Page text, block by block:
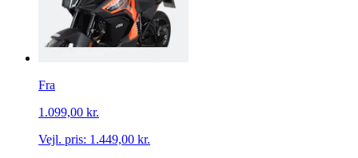
Fra
1.099,00 kr.
Vejl. pris: 1.449,00 kr.